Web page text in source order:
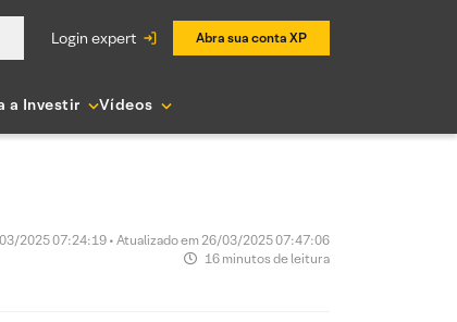
login expert Abra sua conta XP
a Investir Vídeos
2025 07:24:19 • Atualizado em 26/03/2025 07:47:06
16 minutos de leitura